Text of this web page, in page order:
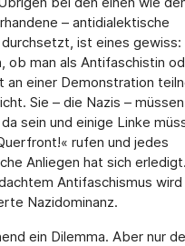
– antidialektische
ist eines gewiss:
ob man als Antifaschistin
an einer Demonstration
Sie – die Nazis – müssen
sein und einige Linke
rufen und jedes
Anliegen hat sich
Antifaschismus wird
Nazidominanz.
ein Dilemma. Aber nur